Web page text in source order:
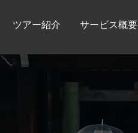
ツアー紹介 サービス概要